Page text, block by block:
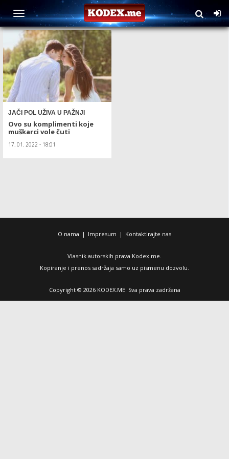
TAG: komplimenti
JAČI POL UŽIVA U PAŽNJI
Ovo su komplimenti koje
muškarci vole čuti
17. 01. 2022 - 18:01
O nama | Impresum | Kontaktirajte nas
Vlasnik autorskih prava Kodex.me.
Kopiranje i prenos sadržaja samo uz pismenu dozvolu.
Copyright © 2026 KODEX.ME. Sva prava zadržana